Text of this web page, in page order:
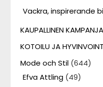
Vackra, inspirerande
KAUPALLINEN KAMPANJA
KOTOILU JA
Mode och Stil (644)
Efva Attling (49)